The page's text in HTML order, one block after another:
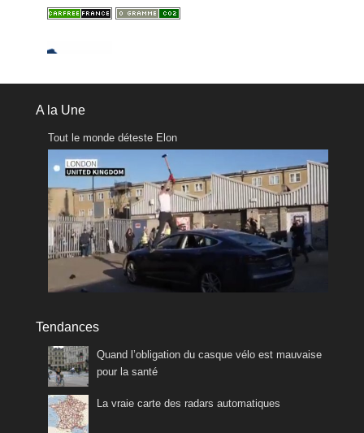
A la Une
Tout le monde déteste Elon
Tendances
Quand l’obligation du casque vélo est mauvaise
pour la santé
La vraie carte des radars automatiques